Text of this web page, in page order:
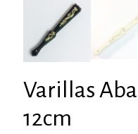
Varillas
12cm